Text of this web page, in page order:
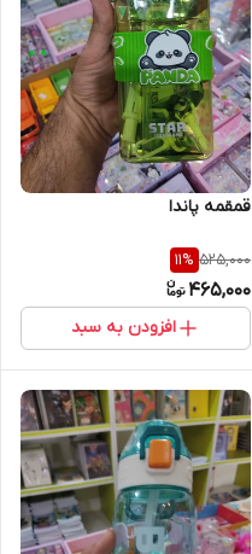
قمقمه پاندا
525,000
11%
465,000
افزودن به سبد